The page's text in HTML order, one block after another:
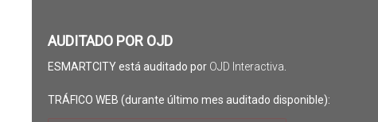
AUDITADO POR OJD
ESMARTCITY está auditado por OJD Interactiva
TRÁFICO WEB (durante último mes auditado disponible):